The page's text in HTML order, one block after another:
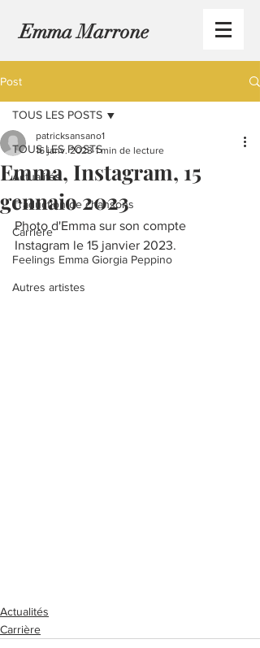
Emma Marrone
Post
TOUS LES POSTS
Actualités
Traduction de chansons
Carrière
Feelings Emma Giorgia Peppino
Autres artistes
TOUS LES POSTS
Emma, Instagram, 15
gennaio 2023
patricksansano1
16 janv. 2023 1 min de lecture
Photo d'Emma sur son compte
Instagram le 15 janvier 2023.
Actualités
Carrière